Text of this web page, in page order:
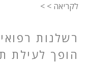
לקריאה > >
רשלנות
הופך לעילת